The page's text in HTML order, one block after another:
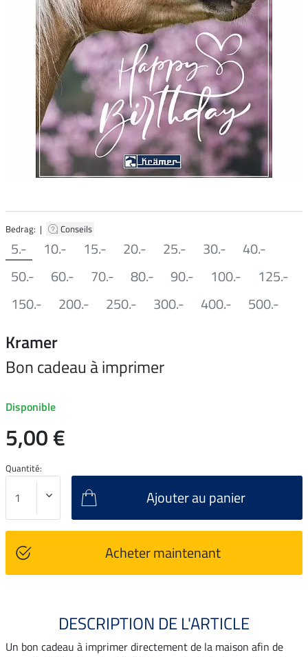
Bedrag: | Conseils
5.- 10.- 15.- 20.- 25.- 30.-
40.-
50.-
60.- 70.- 80.- 90.- 100.-
125.-
150.-
200.- 250.- 300.- 400.- 500.-
Kramer
Bon cadeau à imprimer
Disponible
5,00 €
Quantité:
Ajouter au panier
Acheter maintenant
DESCRIPTION DE L'ARTICLE
Un bon cadeau à imprimer directement de la maison afin de